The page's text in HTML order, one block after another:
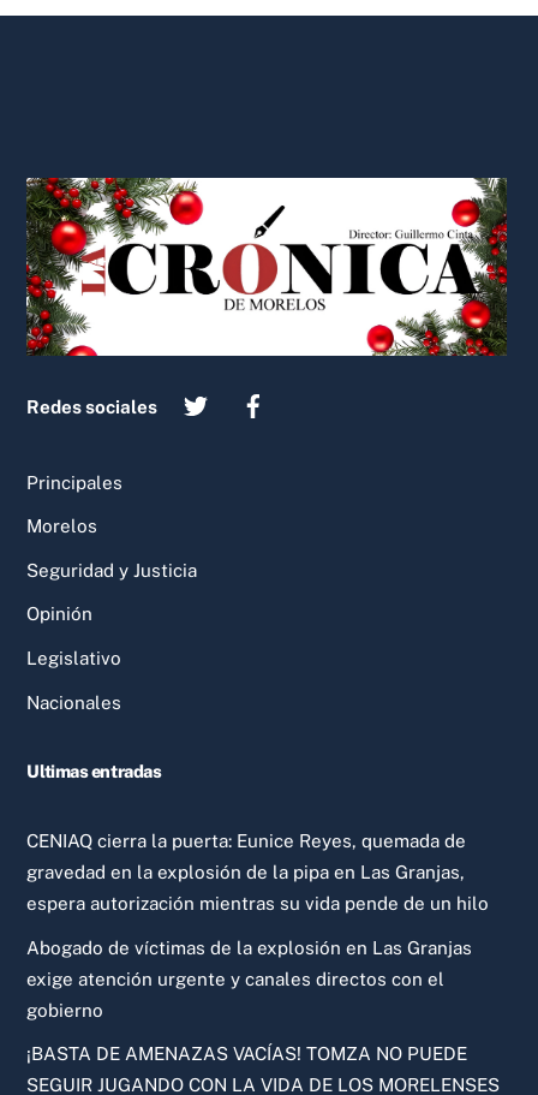
To
Top
Redes sociales
Principales
Morelos
Seguridad y Justicia
Opinión
Legislativo
Nacionales
Ultimas entradas
CENIAQ cierra la puerta: Eunice Reyes, quemada de
gravedad en la explosión de la pipa en Las Granjas,
espera autorización mientras su vida pende de un hilo
Abogado de víctimas de la explosión en Las Granjas
exige atención urgente y canales directos con el
gobierno
¡BASTA DE AMENAZAS VACÍAS! TOMZA NO PUEDE
SEGUIR JUGANDO CON LA VIDA DE LOS MORELENSES